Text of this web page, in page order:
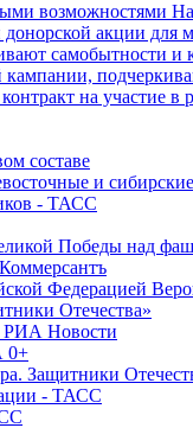
возможностями
акции для
самобытности и
на участие
составе
и
- ТАСС
Победы над
Федерацией
Отечества»
РИА Новости
0+
Защитники
- ТАСС